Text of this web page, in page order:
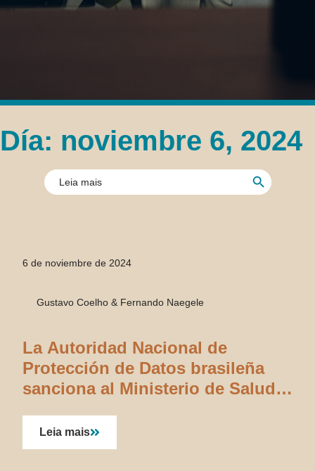
Día: noviembre 6, 2024
Buscar: Botón de
6 de noviembre de 2024
Gustavo Coelho & Fernando Naegele
La Autoridad Nacional de
Protección de Datos brasileña
sanciona al Ministerio de Salud
Leia mais